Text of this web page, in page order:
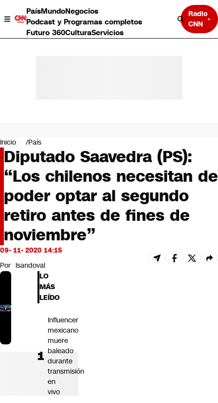
PaísMundoNegocios
Podcast y Programas completos
Futuro 360CulturaServicios
Radio
CNN
Negocios
Deportes
Programas completos
Cultura
Servicios
Bits
CNN tiempo
Futuro 360
Opinión
Inicio País
Diputado Saavedra (PS):
“Los chilenos necesitan de
poder optar al segundo
retiro antes de fines de
noviembre”
09- 11- 2020 14:15
Por lsandoval
LO
MÁS
LEÍDO
Influencer
mexicano
muere
baleado
durante
transmisión
en
vivo